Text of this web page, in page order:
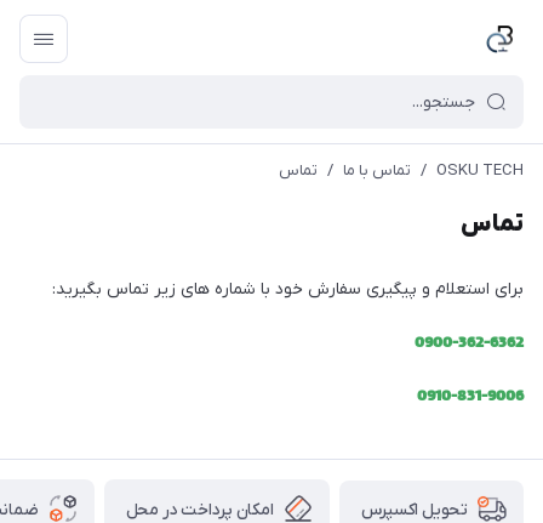
OSKU TECH
/ تماس با ما / تماس
تماس
برای استعلام و پیگیری سفارش خود با شماره های زیر تماس بگیرید:
0900-362-6362
0910-831-9006
تحویل اکسپرس امکان پرداخت در محل